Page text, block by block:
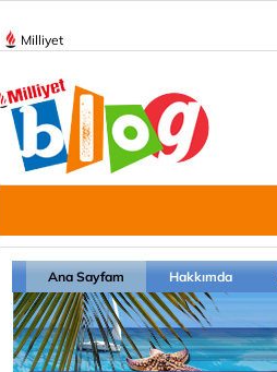
Milliyet
Ana Sayfam Hakkımda